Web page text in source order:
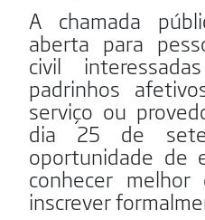
A chamada
aberta para
civil
padrinhos
serviço ou
dia 25 de
oportunidade de
conhecer
inscrever